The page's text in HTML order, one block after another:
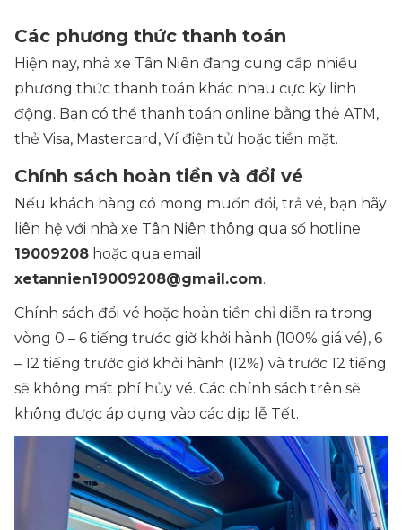
Các phương thức thanh toán
Hiện nay, nhà xe Tân Niên đang cung cấp nhiều
phương thức thanh toán khác nhau cực kỳ linh
động. Bạn có thể thanh toán online bằng thẻ ATM,
thẻ Visa, Mastercard, Ví điện tử hoặc tiền mặt.
Chính sách hoàn tiền và đổi vé
Nếu khách hàng có mong muốn đổi, trả vé, bạn hãy
liên hệ với nhà xe Tân Niên thông qua số hotline
19009208 hoặc qua email
xetannien19009208@gmail.com.
Chính sách đổi vé hoặc hoàn tiền chỉ diễn ra trong
vòng 0 – 6 tiếng trước giờ khởi hành (100% giá vé), 6
– 12 tiếng trước giờ khởi hành (12%) và trước 12 tiếng
sẽ không mất phí hủy vé. Các chính sách trên sẽ
không được áp dụng vào các dịp lễ Tết.